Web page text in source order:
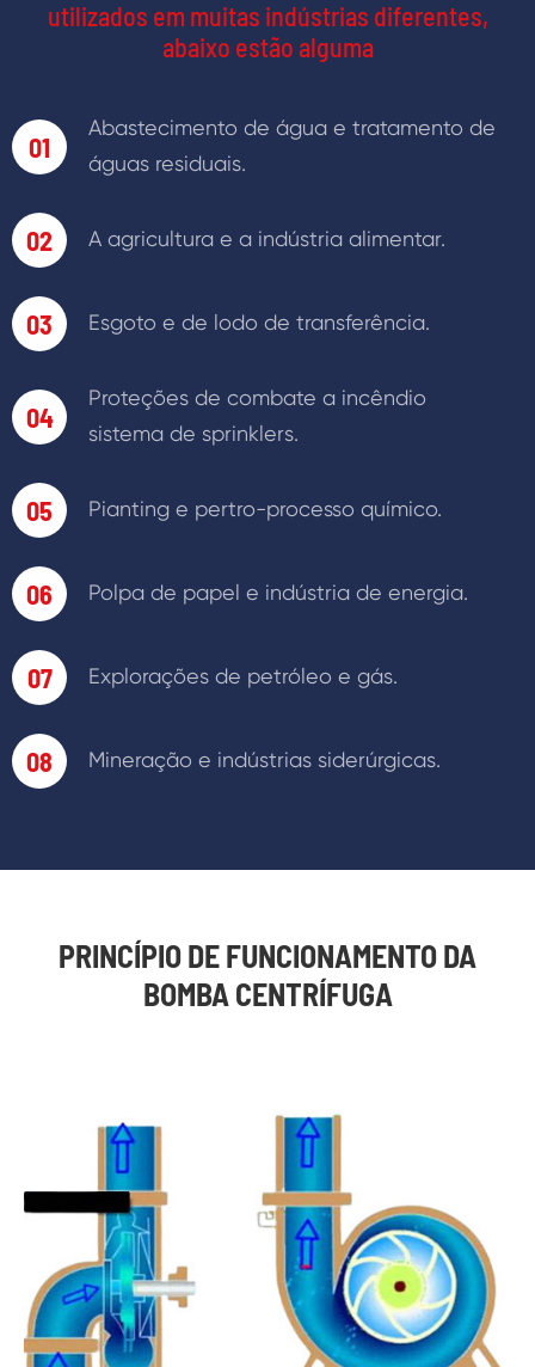
utilizados em muitas indústrias diferentes,
abaixo estão alguma
01
Abastecimento de água e tratamento de
águas residuais.
02 A agricultura e a indústria alimentar.
03 Esgoto e de lodo de transferência.
04
Proteções de combate a incêndio
sistema de sprinklers.
05 Pianting e pertro-processo químico.
06 Polpa de papel e indústria de energia.
07 Explorações de petróleo e gás.
08 Mineração e indústrias siderúrgicas.
PRINCÍPIO DE FUNCIONAMENTO DA
BOMBA CENTRÍFUGA